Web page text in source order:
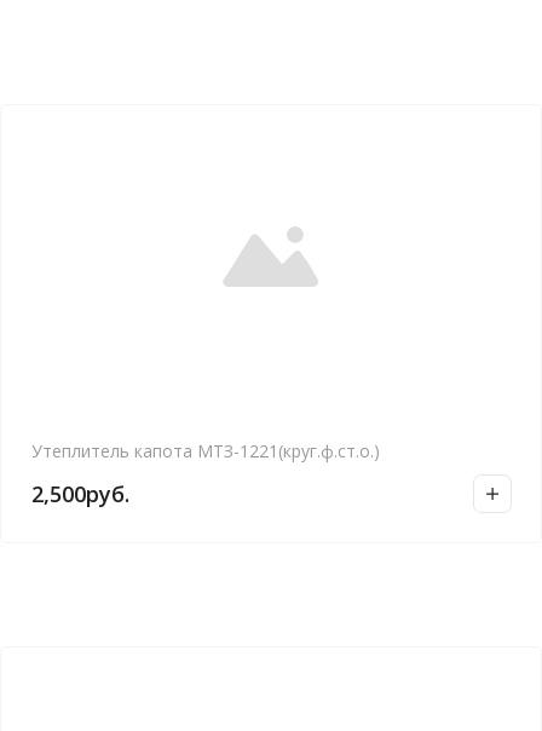
Утеплитель капота МТЗ-1221(круг.ф.ст.о.)
2,500руб.